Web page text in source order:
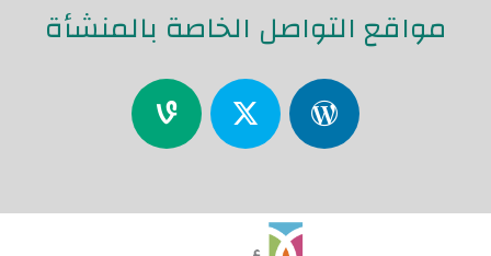
مواقع التواصل الخاصة بالمنشأة